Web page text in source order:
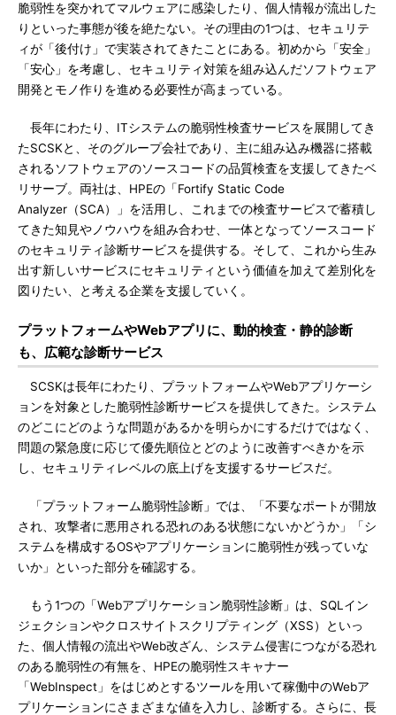
脆弱性を突かれてマルウェアに感染したり、個人情報が流出した
りといった事態が後を絶たない。その理由の1つは、セキュリテ
ィが「後付け」で実装されてきたことにある。初めから「安全」
「安心」を考慮し、セキュリティ対策を組み込んだソフトウェア
開発とモノ作りを進める必要性が高まっている。
長年にわたり、ITシステムの脆弱性検査サービスを展開してき
たSCSKと、そのグループ会社であり、主に組み込み機器に搭載
されるソフトウェアのソースコードの品質検査を支援してきたベ
リサーブ。両社は、HPEの「Fortify Static Code
Analyzer（SCA）」を活用し、これまでの検査サービスで蓄積し
てきた知見やノウハウを組み合わせ、一体となってソースコード
のセキュリティ診断サービスを提供する。そして、これから生み
出す新しいサービスにセキュリティという価値を加えて差別化を
図りたい、と考える企業を支援していく。
プラットフォームやWebアプリに、動的検査・静的診断
も、広範な診断サービス
SCSKは長年にわたり、プラットフォームやWebアプリケーシ
ョンを対象とした脆弱性診断サービスを提供してきた。システム
のどこにどのような問題があるかを明らかにするだけではなく、
問題の緊急度に応じて優先順位とどのように改善すべきかを示
し、セキュリティレベルの底上げを支援するサービスだ。
「プラットフォーム脆弱性診断」では、「不要なポートが開放
され、攻撃者に悪用される恐れのある状態にないかどうか」「シ
ステムを構成するOSやアプリケーションに脆弱性が残っていな
いか」といった部分を確認する。
もう1つの「Webアプリケーション脆弱性診断」は、SQLイン
ジェクションやクロスサイトスクリプティング（XSS）といっ
た、個人情報の流出やWeb改ざん、システム侵害につながる恐れ
のある脆弱性の有無を、HPEの脆弱性スキャナー
「WebInspect」をはじめとするツールを用いて稼働中のWebア
プリケーションにさまざまな値を入力し、診断する。さらに、長